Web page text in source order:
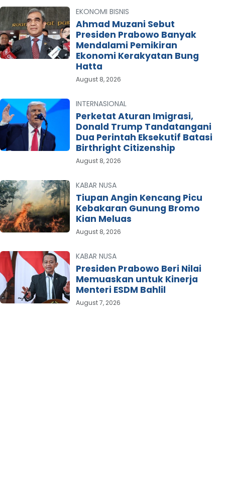
EKONOMI BISNIS
Ahmad Muzani Sebut
Presiden Prabowo Banyak
Mendalami Pemikiran
Ekonomi Kerakyatan Bung
Hatta
August 8, 2026
INTERNASIONAL
Perketat Aturan Imigrasi,
Donald Trump Tandatangani
Dua Perintah Eksekutif Batasi
Birthright Citizenship
August 8, 2026
KABAR NUSA
Tiupan Angin Kencang Picu
Kebakaran Gunung Bromo
Kian Meluas
August 8, 2026
KABAR NUSA
Presiden Prabowo Beri Nilai
Memuaskan untuk Kinerja
Menteri ESDM Bahlil
August 7, 2026